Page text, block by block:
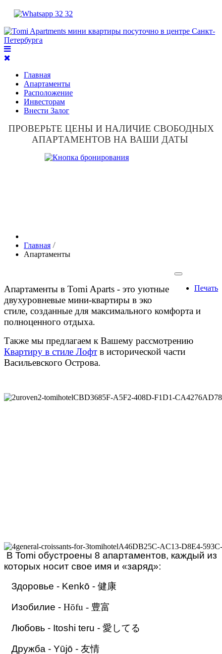
Главная
Апартаменты
Расположение
Инвесторам
Внести Залог
ПРОВЕРЬТЕ ЦЕНЫ И НАЛИЧИЕ СВОБОДНЫХ
АПАРТАМЕНТОВ НА ВАШИ ДАТЫ
Главная
Апартаменты
Печать
Апартаменты в Tomi Aparts - это уютные
двухуровневые мини-квартиры в эко
стиле, созданные для максимального комфорта и
полноценного отдыха.
Также мы предлагаем к Вашему рассмотрению
Квартиру в стиле Лофт в исторической части
Васильевского Острова.
В Tomi обустроены 8 апартаментов, каждый из
которых носит свое имя и «заряд»:
Здоровье - Kenkō - 健康
Изобилие - Hōfu - 豊富
Любовь - Itoshi teru - 愛してる
Дружба - Yūjō - 友情